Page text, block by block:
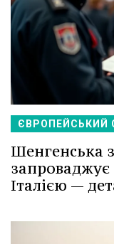
ЄВРОПЕЙСЬКИЙ
Шенгенська
запроваджує
Італією —